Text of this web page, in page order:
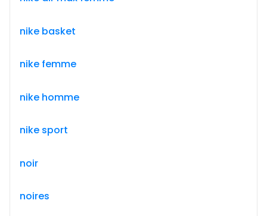
nike basket
nike femme
nike homme
nike sport
noir
noires